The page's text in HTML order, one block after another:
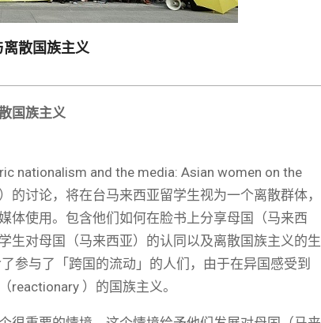
散国族主义
国族主义
nationalism and the media: Asian women on the
讨论，将在台马来西亚留学生视为一个离散群体，
体使用。包含他们如何在脸书上分享母国（马来西
生对母国（马来西亚）的认同以及离散国族主义的生
参与了「跨国的流动」的人们，由于在异国感受到
reactionary ）的国族主义。